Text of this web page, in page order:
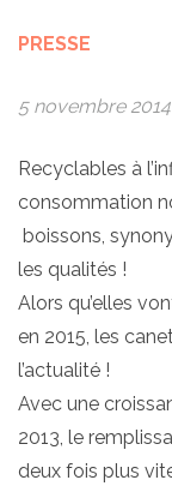
PRESSE
5 novembre 2014
Recyclables à
consommation
boissons,
les qualités !
Alors qu’elles
en 2015, les
l’actualité !
Avec une
2013, le
deux fois plus